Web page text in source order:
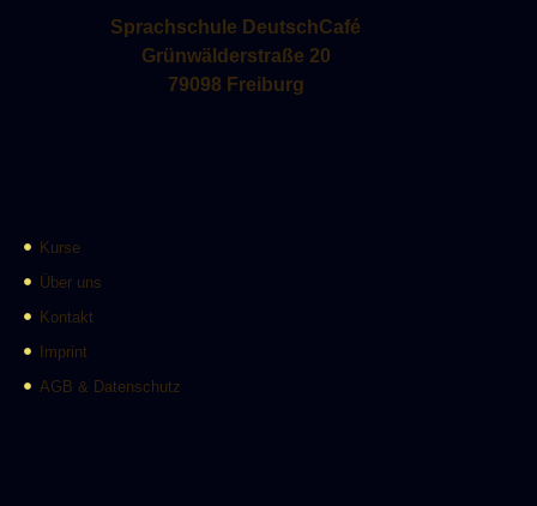
Sprachschule DeutschCafé
Grünwälderstraße 20
79098 Freiburg
Kurse
Über uns
Kontakt
Imprint
AGB & Datenschutz